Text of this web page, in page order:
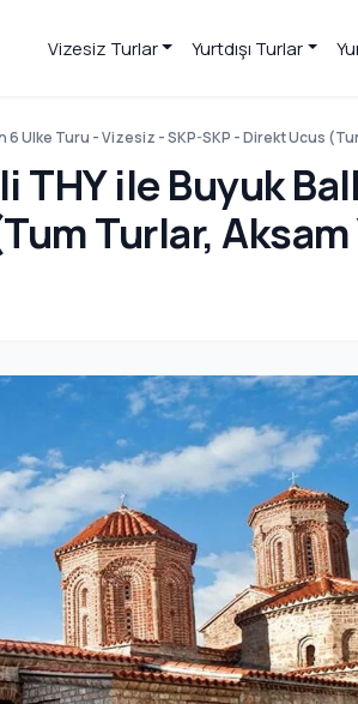
Vizesiz Turlar Yurtdışı Turlar
6 Ulke Turu - Vizesiz - SKP-SKP - Direkt Ucus
THY ile Buyuk
Turlar,